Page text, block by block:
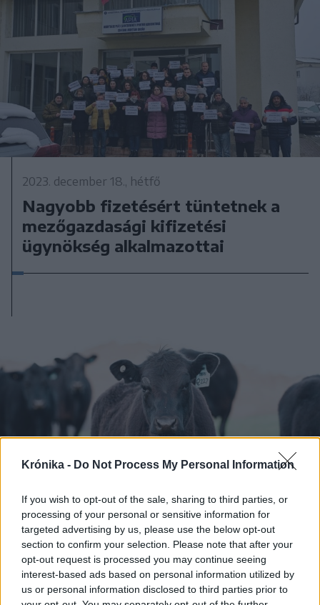
Krónika - Do Not Process My Personal Information
If you wish to opt-out of the sale, sharing to third parties, or
processing of your personal or sensitive information for
targeted advertising by us, please use the below opt-out
section to confirm your selection. Please note that after your
opt-out request is processed you may continue seeing
interest-based ads based on personal information utilized by
us or personal information disclosed to third parties prior to
2023. december 18., hétfő
Nagyobb fizetésért tüntetnek a
mezőgazdasági kifizetési
ügynökség alkalmazottai
2023. december 15., péntek
Húsmarha-, bivaly-, sertés- és
baromfitartó állattelepeket